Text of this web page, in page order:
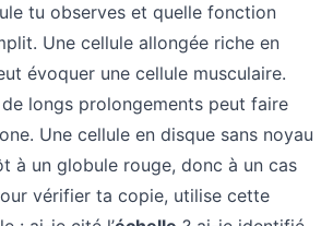
tu observes et quelle fonction
Une cellule allongée riche en
évoquer une cellule musculaire.
longs prolongements peut faire
Une cellule en disque sans noyau
à un globule rouge, donc à un cas
vérifier ta copie, utilise cette